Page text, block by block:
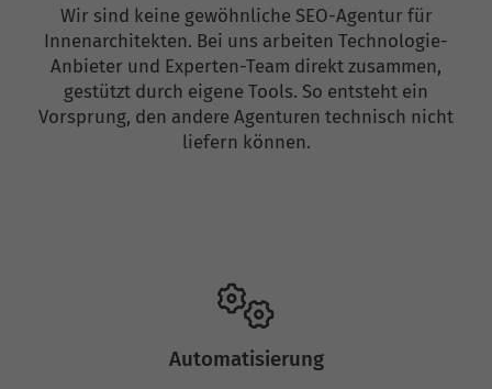
Wir sind keine gewöhnliche SEO-Agentur für
Innenarchitekten. Bei uns arbeiten Technologie-
Anbieter und Experten-Team direkt zusammen,
gestützt durch eigene Tools. So entsteht ein
Vorsprung, den andere Agenturen technisch nicht
liefern können.
Automatisierung